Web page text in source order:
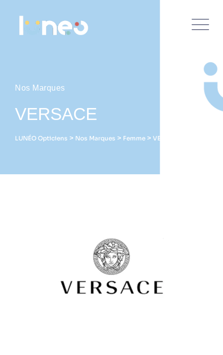
Nos Marques
VERSACE
LUNÉO Opticiens > Nos Marques > Femme > VERSACE